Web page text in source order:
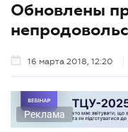
Обновлены
16 марта 2018, 12:20
Реклама